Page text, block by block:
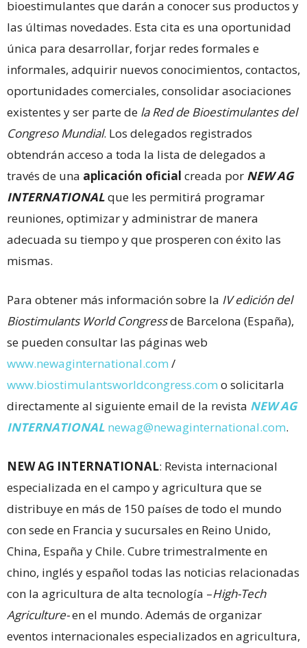
bioestimulantes que darán a conocer sus productos y
las últimas novedades. Esta cita es una oportunidad
única para desarrollar, forjar redes formales e
informales, adquirir nuevos conocimientos, contactos,
oportunidades comerciales, consolidar asociaciones
existentes y ser parte de la Red de Bioestimulantes del
Congreso Mundial. Los delegados registrados
obtendrán acceso a toda la lista de delegados a
través de una aplicación oficial creada por NEWAG
INTERNATIONALque les permitirá programar
reuniones, optimizar y administrar de manera
adecuada su tiempo y que prosperen con éxito las
mismas.
Para obtener más información sobre la IV edición del
Biostimulants World Congressde Barcelona (España),
se pueden consultar las páginas web
www.newaginternational.com /
www.biostimulantsworldcongress.com o solicitarla
directamente al siguiente email de la revista NEW AG
INTERNATIONAL newag@newaginternational.com.
NEW AG INTERNATIONAL: Revista internacional
especializada en el campo y agricultura que se
distribuye en más de 150 países de todo el mundo
con sede en Francia y sucursales en Reino Unido,
China, España y Chile. Cubre trimestralmente en
chino, inglés y español todas las noticias relacionadas
con la agricultura de alta tecnología –High-Tech
Agriculture-en el mundo. Además de organizar
eventos internacionales especializados en agricultura,